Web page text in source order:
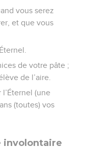
vous serez
et que vous
de votre pâte ;
de l’aire.
(une
(toutes) vos
involontaire